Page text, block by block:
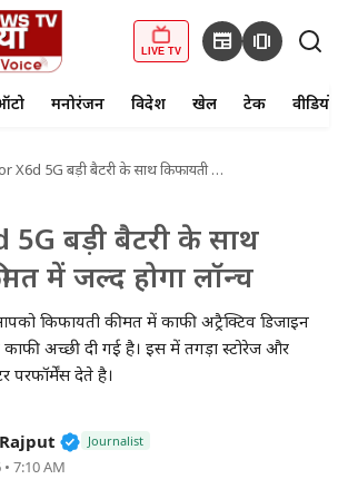
LIVE TV newspaper amp_stories
मनोरंजन विदेश खेल टेक वीडियो
5G बड़ी बैटरी के साथ किफायती कीमत में जल्द होगा लॉन्च
5G बड़ी बैटरी के साथ
में जल्द होगा लॉन्च
किफायती कीमत में काफी अट्रैक्टिव डिजाइन
काफी अच्छी दी गई है। इस में तगड़ा स्टोरेज और
परफॉर्मेंस देते है।
Verified Public Figure • 27
Journalist
7:10 AM